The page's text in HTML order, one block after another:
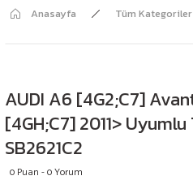
Anasayfa Tüm Kategoriler
AUDI A6 [4G2;C7]
[4GH;C7] 2011>
SB2621C2
0 Puan - 0 Yorum